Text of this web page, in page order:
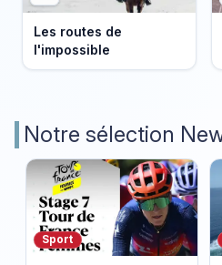
Les routes de
l'impossible
Notre sélection
Sport